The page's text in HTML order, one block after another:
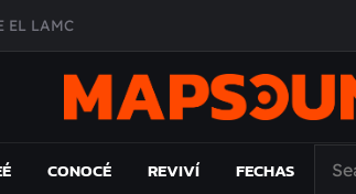
EL LAMC
DE ÉPOCA EN FORMA DE DISCO
CONOCÉ REVIVÍ FECHAS